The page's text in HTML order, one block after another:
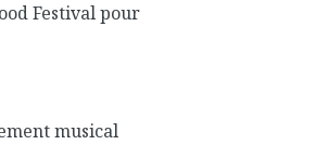
Festival pour
musical